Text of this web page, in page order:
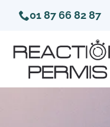
01 87 66 82 87